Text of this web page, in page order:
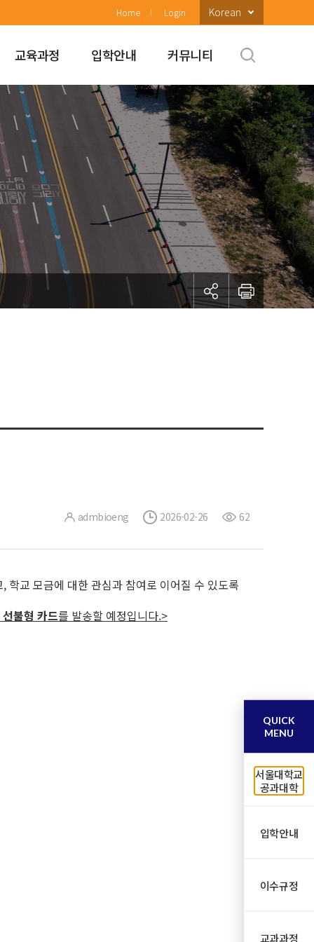
Home Login Korean
교육과정 입학안내 커뮤니티
admbioeng 2026-02-26 62
교 모금에 대한 관심과 참여로 이어질 수 있도록
선불형 카드를 발송할 예정입니다.>
QUICK
MENU
서울대학교
공과대학
입학안내
이수규정
교과과정